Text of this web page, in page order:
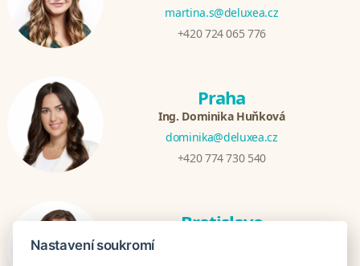
martina.s@deluxea.cz
+420 724 065 776
Praha
Ing. Dominika Huňková
dominika@deluxea.cz
+420 774 730 540
Bratislava
Nastavení soukromí